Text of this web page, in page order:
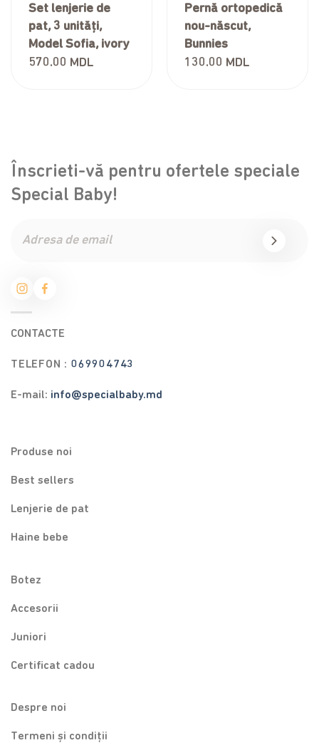
Set lenjerie de
pat, 3 unități,
Model Sofia, ivory
570.00 MDL
Pernă ortopedică
nou-născut,
Bunnies
130.00 MDL
Înscrieti-vă pentru ofertele speciale
Special Baby!
CONTACTE
TELEFON :069904743
E-mail: info@specialbaby.md
Produse noi
Best sellers
Lenjerie de pat
Haine bebe
Botez
Accesorii
Juniori
Certificat cadou
Despre noi
Termeni și condiții